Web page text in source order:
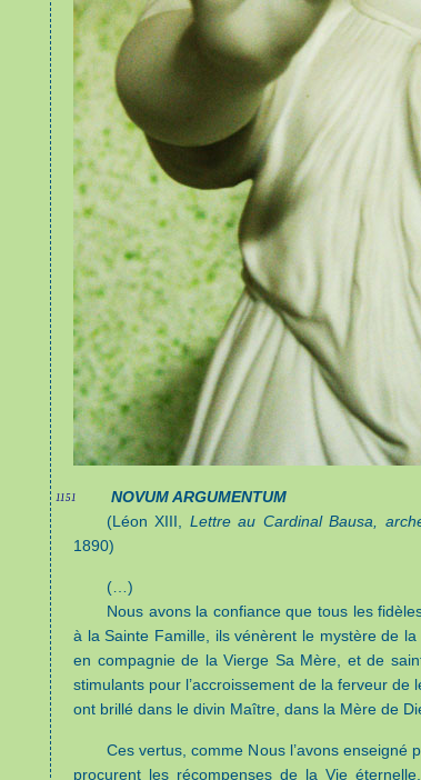
1151
NOVUM ARGUMENTUM
(Léon XIII, Lettre au Cardinal Bausa,
1890)
(…)
Nous avons la confiance que tous les
à la Sainte Famille, ils vénèrent le mystère de
en compagnie de la Vierge Sa Mère, et de
stimulants pour l’accroissement de la ferveur de
ont brillé dans le divin Maître, dans la Mère de
Ces vertus, comme Nous l’avons enseigné
procurent les récompenses de la Vie